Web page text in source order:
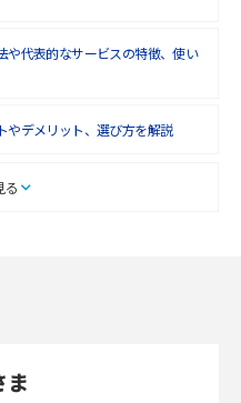
や代表的なサービスの特徴、使い
やデメリット、選び方を解説
方をわかりやすく解説
徴や選び方を紹介
る
ま